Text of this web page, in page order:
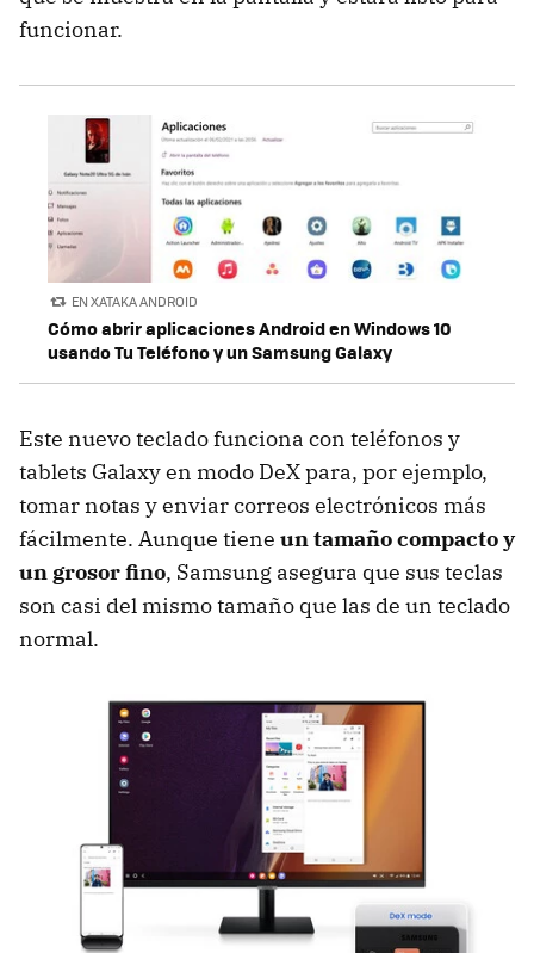
funcionar.
EN XATAKA ANDROID
Cómo abrir aplicaciones Android en Windows 10
usando Tu Teléfono y un Samsung Galaxy
Este nuevo teclado funciona con teléfonos y
tablets Galaxy en modo DeX para, por ejemplo,
tomar notas y enviar correos electrónicos más
fácilmente. Aunque tiene un tamaño compacto y
un grosor fino, Samsung asegura que sus teclas
son casi del mismo tamaño que las de un teclado
normal.